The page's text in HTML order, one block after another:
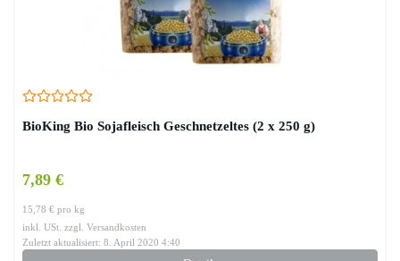
BioKing Bio Sojafleisch Geschnetzeltes (2 x 250 g)
7,89 €
15,78 € pro kg
inkl. USt. zzgl. Versandkosten
Zuletzt aktualisiert: 8. April 2020 4:40